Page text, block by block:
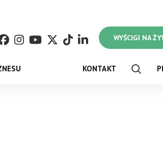
WYŚCIGI NA
KONTAKT